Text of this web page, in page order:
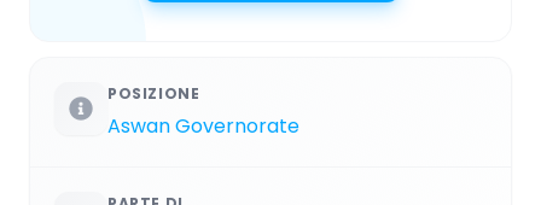
POSIZIONE
Aswan Governorate